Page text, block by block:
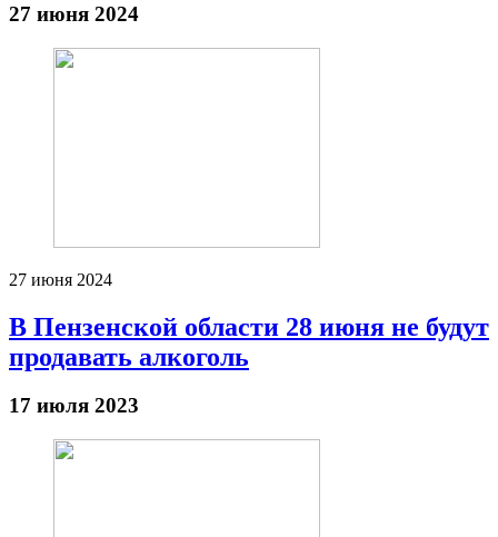
27 июня 2024
27 июня 2024
В Пензенской области 28 июня не будут
продавать алкоголь
17 июля 2023